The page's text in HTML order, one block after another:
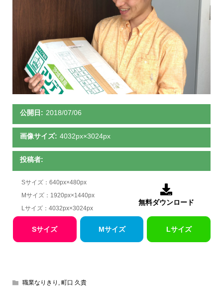
公開日: 2018/07/06
画像サイズ: 4032px×3024px
投稿者:
Sサイズ：640px×480px
Mサイズ：1920px×1440px
Lサイズ：4032px×3024px

無料ダウンロード
Sサイズ Mサイズ Lサイズ
職業なりきり , 町口 久貴